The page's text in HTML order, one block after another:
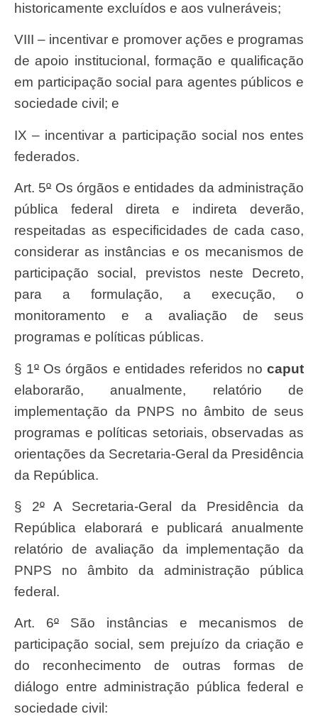
historicamente excluídos e aos vulneráveis;
VIII – incentivar e promover ações e programas
de apoio institucional, formação e qualificação
em participação social para agentes públicos e
sociedade civil; e
IX – incentivar a participação social nos entes
federados.
Art. 5ºOs órgãos e entidades da administração
pública federal direta e indireta deverão,
respeitadas as especificidades de cada caso,
considerar as instâncias e os mecanismos de
participação social, previstos neste Decreto,
para a formulação, a execução, o
monitoramento e a avaliação de seus
programas e políticas públicas.
§ 1ºOs órgãos e entidades referidos no caput
elaborarão, anualmente, relatório de
implementação da PNPS no âmbito de seus
programas e políticas setoriais, observadas as
orientações da Secretaria-Geral da Presidência
da República.
§ 2ºA Secretaria-Geral da Presidência da
República elaborará e publicará anualmente
relatório de avaliação da implementação da
PNPS no âmbito da administração pública
federal.
Art. 6º São instâncias e mecanismos de
participação social, sem prejuízo da criação e
do reconhecimento de outras formas de
diálogo entre administração pública federal e
sociedade civil: